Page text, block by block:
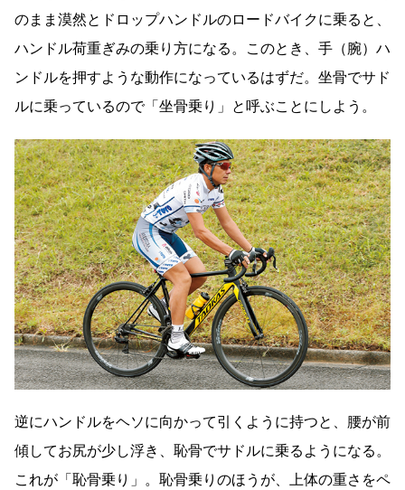
のまま漠然とドロップハンドルのロードバイクに乗ると、
ハンドル荷重ぎみの乗り方になる。このとき、手（腕）ハ
ンドルを押すような動作になっているはずだ。坐骨でサド
ルに乗っているので「坐骨乗り」と呼ぶことにしよう。
逆にハンドルをヘソに向かって引くように持つと、腰が前
傾してお尻が少し浮き、恥骨でサドルに乗るようになる。
これが「恥骨乗り」。恥骨乗りのほうが、上体の重さをペ